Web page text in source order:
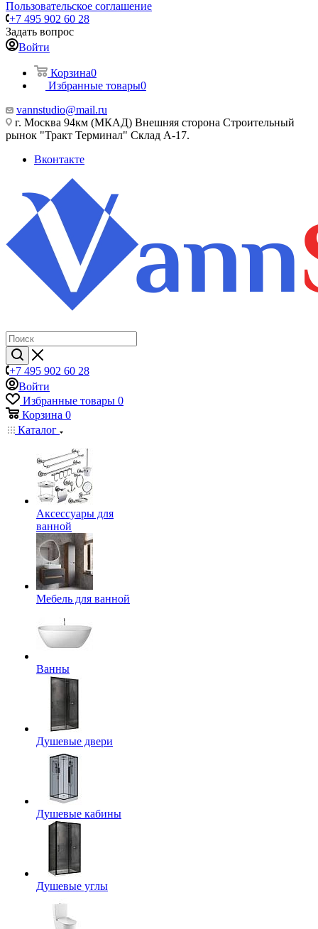
Пользовательское соглашение
+7 495 902 60 28
Задать вопрос
Войти
Корзина0
Избранные товары0
vannstudio@mail.ru
г. Москва 94км (МКАД) Внешняя сторона Строительный
рынок "Тракт Терминал" Склад А-17.
Вконтакте
+7 495 902 60 28
Войти
Избранные товары 0
Корзина 0
Каталог
Аксессуары для
ванной
Мебель для ванной
Ванны
Душевые двери
Душевые кабины
Душевые углы